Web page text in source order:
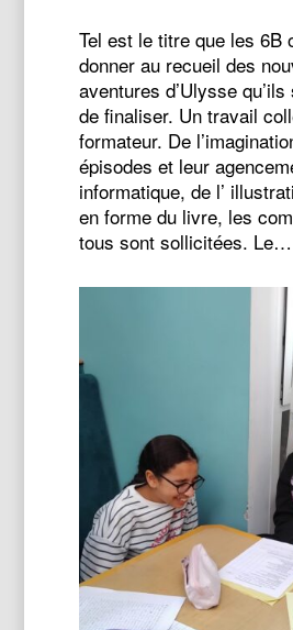
Tel est le titre que les 6B
donner au recueil des
aventures d’Ulysse
de finaliser. Un travail
formateur. De
épisodes et leur
informatique, de l’
en forme du livre, les
tous sont sollicitées. Le…